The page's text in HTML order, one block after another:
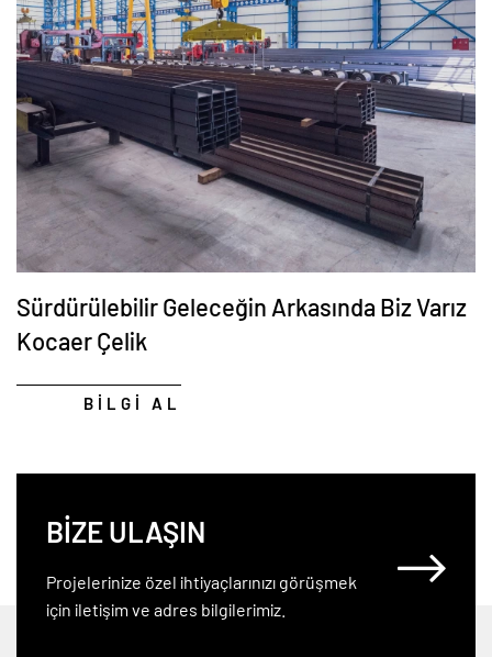
Sürdürülebilir Geleceğin Arkasında Biz Varız
Kocaer Çelik
BİLGİ AL
BİZE ULAŞIN
Projelerinize özel ihtiyaçlarınızı görüşmek
için iletişim ve adres bilgilerimiz.